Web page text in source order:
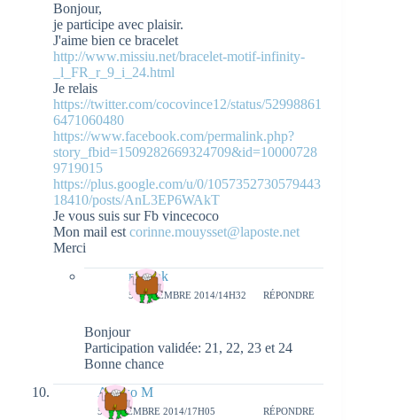
Bonjour,
je participe avec plaisir.
J'aime bien ce bracelet
http://www.missiu.net/bracelet-motif-infinity-
_l_FR_r_9_i_24.html
Je relais
https://twitter.com/cocovince12/status/52998861
6471060480
https://www.facebook.com/permalink.php?
story_fbid=1509282669324709&id=10000728
9719015
https://plus.google.com/u/0/1057352730579443
18410/posts/AnL3EP6WAkT
Je vous suis sur Fb vincecoco
Mon mail est corinne.mouysset@laposte.net
Merci
natieak
5 NOVEMBRE 2014/14H32 RÉPONDRE
Bonjour
Participation validée: 21, 22, 23 et 24
Bonne chance
Ann'so M
5 NOVEMBRE 2014/17H05 RÉPONDRE